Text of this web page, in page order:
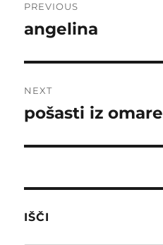
navigation
PREVIOUS
Previous
angelina
NEXT
Next
pošasti iz omare
IŠČI